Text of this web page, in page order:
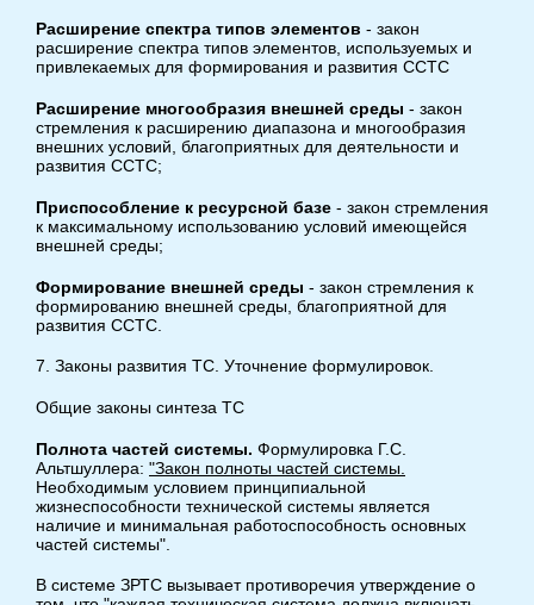
Расширение спектра типов элементов - закон
расширение спектра типов элементов, используемых и
привлекаемых для формирования и развития ССТС
Расширение многообразия внешней среды - закон
стремления к расширению диапазона и многообразия
внешних условий, благоприятных для деятельности и
развития ССТС;
Приспособление к ресурсной базе - закон стремления
к максимальному использованию условий имеющейся
внешней среды;
Формирование внешней среды - закон стремления к
формированию внешней среды, благоприятной для
развития ССТС.
7. Законы развития ТС. Уточнение формулировок.
Общие законы синтеза ТС
Полнота частей системы. Формулировка Г.С.
Альтшуллера: "Закон полноты частей системы.
Необходимым условием принципиальной
жизнеспособности технической системы является
наличие и минимальная работоспособность основных
частей системы".
В системе ЗРТС вызывает противоречия утверждение о